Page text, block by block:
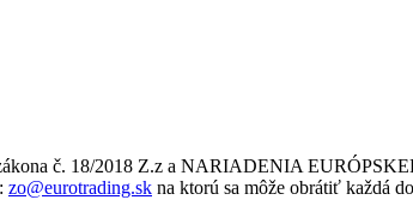
č. 18/2018 Z.z a NARIADENIA
zo@eurotrading.sk na ktorú sa môže obrátiť každá